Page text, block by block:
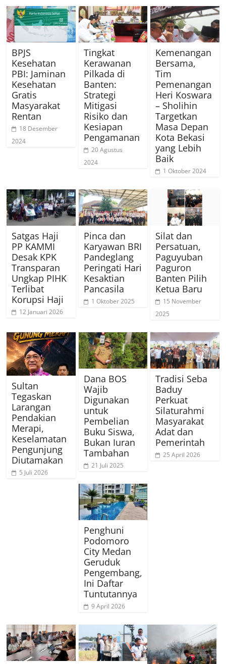
BPJS
Kesehatan
PBI: Jaminan
Kesehatan
Gratis
Masyarakat
Rentan
18 Desember
2024
Tingkat
Kerawanan
Pilkada di
Banten:
Strategi
Mitigasi
Risiko dan
Kesiapan
Pengamanan
20 Agustus
2024
Kemenangan
Bersama,
Tim
Pemenangan
Heri Koswara
– Sholihin
Targetkan
Masa Depan
Kota Bekasi
yang Lebih
Baik
1 Oktober 2024
Satgas Haji
PP KAMMI
Desak KPK
Transparan
Ungkap PIHK
Terlibat
Korupsi Haji
12 Januari 2026
Pinca dan
Karyawan BRI
Pandeglang
Peringati Hari
Kesaktian
Pancasila
1 Oktober 2025
Silat dan
Persatuan,
Paguyuban
Paguron
Banten Pilih
Ketua Baru
15 November
2025
Sultan
Tegaskan
Larangan
Pendakian
Merapi,
Keselamatan
Pengunjung
Diutamakan
5 Juli 2026
Dana BOS
Wajib
Digunakan
untuk
Pembelian
Buku Siswa,
Bukan Iuran
Tambahan
21 Juli 2025
Tradisi Seba
Baduy
Perkuat
Silaturahmi
Masyarakat
Adat dan
Pemerintah
25 April 2026
Penghuni
Podomoro
City Medan
Geruduk
Pengembang,
Ini Daftar
Tuntutannya
9 April 2026